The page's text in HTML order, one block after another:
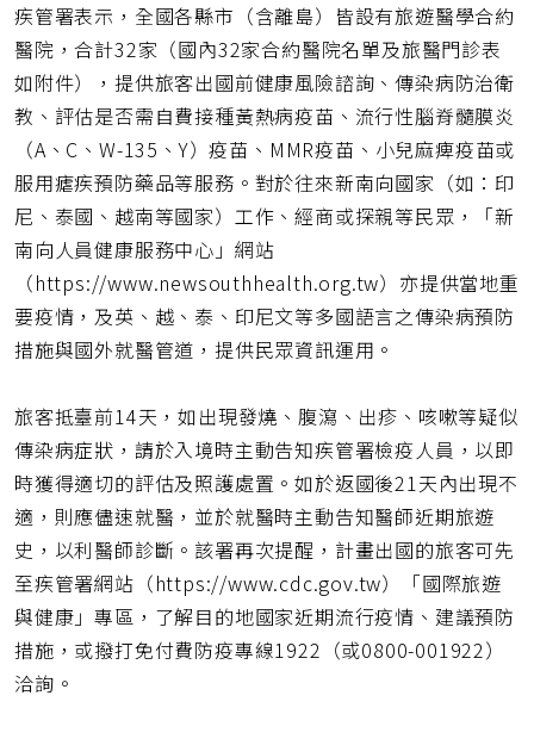
疾管署表示，全國各縣市（含離島）皆設有旅遊醫學合約
醫院，合計32家（國內32家合約醫院名單及旅醫門診表
如附件），提供旅客出國前健康風險諮詢、傳染病防治衛
教、評估是否需自費接種黃熱病疫苗、流行性腦脊髓膜炎
（A、C、W-135、Y）疫苗、MMR疫苗、小兒麻痺疫苗或
服用瘧疾預防藥品等服務。對於往來新南向國家（如：印
尼、泰國、越南等國家）工作、經商或探親等民眾，「新
南向人員健康服務中心」網站
（https://www.newsouthhealth.org.tw）亦提供當地重
要疫情，及英、越、泰、印尼文等多國語言之傳染病預防
措施與國外就醫管道，提供民眾資訊運用。
旅客抵臺前14天，如出現發燒、腹瀉、出疹、咳嗽等疑似
傳染病症狀，請於入境時主動告知疾管署檢疫人員，以即
時獲得適切的評估及照護處置。如於返國後21天內出現不
適，則應儘速就醫，並於就醫時主動告知醫師近期旅遊
史，以利醫師診斷。該署再次提醒，計畫出國的旅客可先
至疾管署網站（https://www.cdc.gov.tw）「國際旅遊
與健康」專區，了解目的地國家近期流行疫情、建議預防
措施，或撥打免付費防疫專線1922（或0800-001922）
洽詢。